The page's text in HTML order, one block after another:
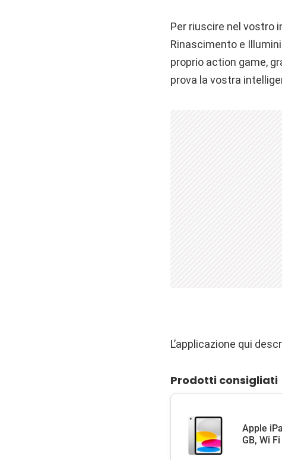
Per riuscire nel vostro
Rinascimento e
proprio action game,
prova la vostra
L’applicazione qui
Prodotti consigliati
Apple
GB, Wi